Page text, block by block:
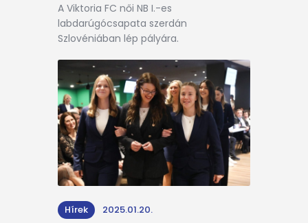
A Viktoria FC női NB I.-es
labdarúgócsapata szerdán
Szlovéniában lép pályára.
Hírek 2025.01.20.